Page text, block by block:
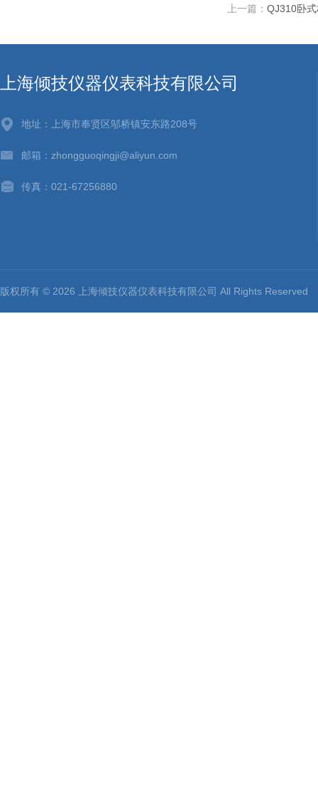
上一篇： QJ310卧
上海倾技仪器仪表科技有限公司
地址：上海市奉贤区邬桥镇安东路208号
邮箱：zhongguoqingji@aliyun.com
传真：021-67256880
版权所有 © 2026 上海倾技仪器仪表科技有限公司 All Rights